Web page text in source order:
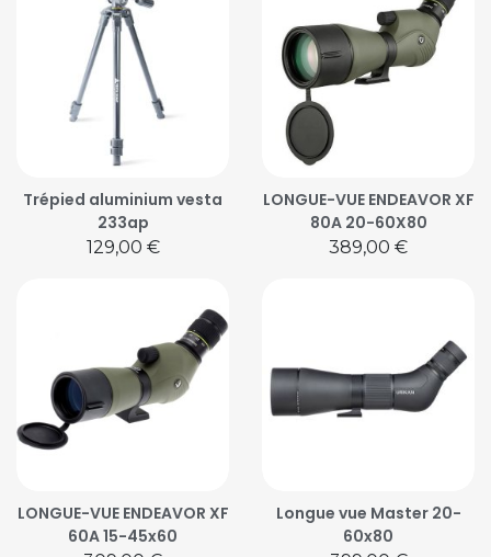
Trépied aluminium vesta
233ap
Prix
129,00 €
LONGUE-VUE ENDEAVOR XF
80A 20-60X80
Prix
389,00 €
LONGUE-VUE ENDEAVOR XF
60A 15-45x60
Longue vue Master 20-
60x80